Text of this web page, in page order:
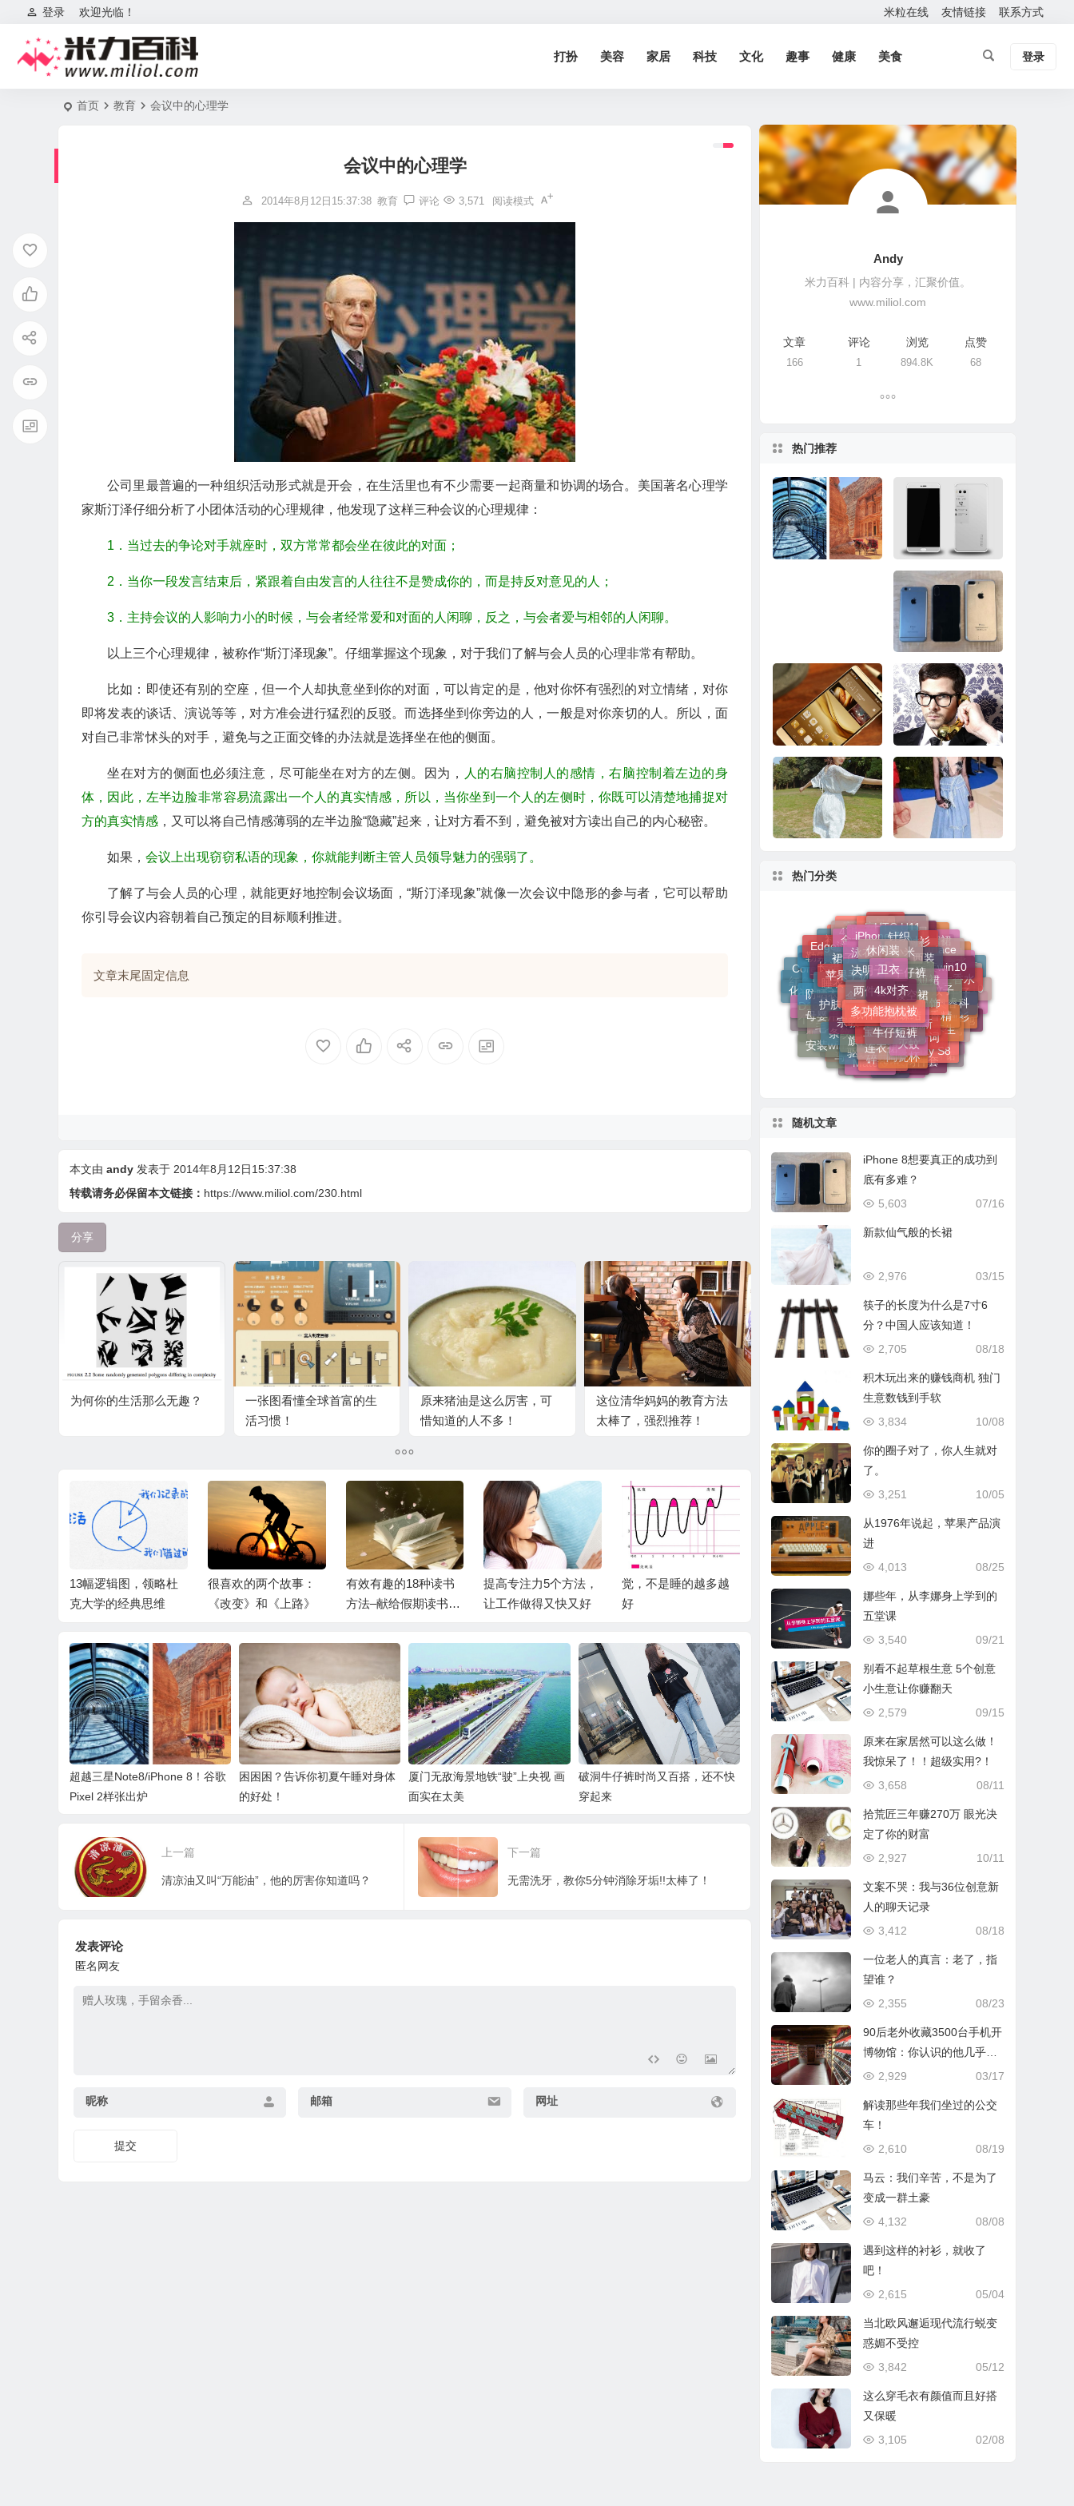
欢迎光临！
登录 米粒在线 友情链接 联系方式
打扮 美容 家居 科技 文化 趣事 健康 美食 登录
首页 教育 会议中的心理学
会议中的心理学
2014年8月12日15:37:38 教育 评论 3,571 阅读模式
公司里最普遍的一种组织活动形式就是开会，在生活里也有不少需要一起商量和协调的场合。美国著名心理学
家斯汀泽仔细分析了小团体活动的心理规律，他发现了这样三种会议的心理规律：
1．当过去的争论对手就座时，双方常常都会坐在彼此的对面；
2．当你一段发言结束后，紧跟着自由发言的人往往不是赞成你的，而是持反对意见的人；
3．主持会议的人影响力小的时候，与会者经常爱和对面的人闲聊，反之，与会者爱与相邻的人闲聊。
以上三个心理规律，被称作“斯汀泽现象”。仔细掌握这个现象，对于我们了解与会人员的心理非常有帮助。
比如：即使还有别的空座，但一个人却执意坐到你的对面，可以肯定的是，他对你怀有强烈的对立情绪，对你
即将发表的谈话、演说等等，对方准会进行猛烈的反驳。而选择坐到你旁边的人，一般是对你亲切的人。所以，面
对自己非常怵头的对手，避免与之正面交锋的办法就是选择坐在他的侧面。
坐在对方的侧面也必须注意，尽可能坐在对方的左侧。因为，
人的右脑控制人的感情，右脑控制着左边的身
体，因此，左半边脸非常容易流露出一个人的真实情感，所以，当你坐到一个人的左侧时，你既可以清楚地捕捉对
方的真实情感 ，又可以将自己情感薄弱的左半边脸“隐藏”起来，让对方看不到，避免被对方读出自己的内心秘密。
如果， 会议上出现窃窃私语的现象，你就能判断主管人员领导魅力的强弱了。
了解了与会人员的心理，就能更好地控制会议场面，“斯汀泽现象”就像一次会议中隐形的参与者，它可以帮助
你引导会议内容朝着自己预定的目标顺利推进。
文章末尾固定信息
本文由 andy 发表于 2014年8月12日15:37:38
转载请务必保留本文链接： https://www.miliol.com/230.html
分享
为何你的生活那么无趣？
一张图看懂全球首富的生
活习惯！
原来猪油是这么厉害，可
惜知道的人不多！
这位清华妈妈的教育方法
太棒了，强烈推荐！
13幅逻辑图，领略杜
克大学的经典思维
很喜欢的两个故事：
《改变》和《上路》
有效有趣的18种读书
方法–献给假期读书的
提高专注力5个方法，
让工作做得又快又好
觉，不是睡的越多越
好
时间管理大师
生就对了。
超越三星Note8/iPhone 8！谷歌
Pixel 2样张出炉
困困困？告诉你初夏午睡对身体
的好处！
厦门无敌海景地铁“驶”上央视 画
面实在太美
破洞牛仔裤时尚又百搭，还不快
穿起来
上一篇
清凉油又叫“万能油”，他的厉害你知道吗？
下一篇
无需洗牙，教你5分钟消除牙垢!!太棒了！
发表评论
匿名网友
昵称 邮箱 网址
提交
Andy
米力百科 | 内容分享，汇聚价值。
www.miliol.com
文章
166
评论
1
浏览
894.8K
点赞
68
热门推荐
还有10天！魅族PRO
7邀请函曝光：主打双
屏
Surface Pro推送固件
修复关机BUG：依然
没彻底解决
iPhone 8想要真正的
成功到底有多难？
华为Mate 8系统更
新：玩《王者荣耀》
更流畅
十大最奇葩手机配件
看完果然大开眼界
热门分类
棉麻套装
国学
禅
沙滩裙
艺术天堂伞
扫地机
西装套装
香水
小棕瓶
SEO
男士香水
黑枸杞
瑞希尔
高清电视
包包蚊帐
机器人
分享
养颜
win10
宝宝用品
镂空针织衫
固态硬盘安装
腾讯
内衣
win10激活
化妆品
衬衫裙
4k电视
安全
HTC U11三星
百褶裙
小白裙
时髦两件套
日本
智能家具
PRO 7
电视
历史
win10序列号
牛仔裙
针织衫
红色苹果手机
CorelDRAW
勒索病毒
Edge浏览器
金士顿iPhone 7针织衬衫
Surface
淡香水
个性女
激活win10
扫地机器人
o2o
花盆
note 7
孕妇
baidu
固态硬盘
比特币
联想
化妆品小样
T恤
长裙
裙子
泳衣休闲装小米
西装
安装win10
女士香水
牛仔
文章
智能扫地
套装
葡萄酒
水杯
夏装
时尚孕妇春装
充电宝
雅诗兰黛
个人护理
D10000
防晒衣
睡衣
苹果手机
决明子卫衣牛仔裤
短裙
蚊子
奥睿科
T恤衫
搭配
小碎花
背带裤
iPhone
移动电源
美容
女装
竹席
毛衣
母婴用品
护肤品
伞
两件套4k对齐镂空裙
服饰
香精
养生
短袖
时尚半身裙
手机
美腻公主裙
宝宝夏装
马克杯
安装win10激活
条纹
宗教
纸杯
多功能抱枕被
蝴蝶结
翻新
诗词
Galaxy S8
女装两件套
裙装
Mate 8
驱蚊
旗袍
宝宝
牛仔短裤
灭蚊
陶瓷杯
碎花裙
连衣裙
随机文章
iPhone 8想要真正的成功到
底有多难？
07/16
5,603
新款仙气般的长裙
03/15
2,976
筷子的长度为什么是7寸6
分？中国人应该知道！
08/18
2,705
积木玩出来的赚钱商机 独门
生意数钱到手软
10/08
3,834
你的圈子对了，你人生就对
了。
10/05
3,251
从1976年说起，苹果产品演
进
08/25
4,013
娜些年，从李娜身上学到的
五堂课
09/21
3,540
别看不起草根生意 5个创意
小生意让你赚翻天
09/15
2,579
原来在家居然可以这么做！
我惊呆了！！超级实用?！
08/11
3,658
拾荒匠三年赚270万 眼光决
定了你的财富
10/11
2,927
文案不哭：我与36位创意新
人的聊天记录
08/18
3,412
一位老人的真言：老了，指
望谁？
08/23
2,355
90后老外收藏3500台手机开
博物馆：你认识的他几乎都
有
03/17
2,929
解读那些年我们坐过的公交
车！
08/19
2,610
马云：我们辛苦，不是为了
变成一群土豪
08/08
4,132
遇到这样的衬衫，就收了
吧！
05/04
2,615
当北欧风邂逅现代流行蜕变
惑媚不受控
05/12
3,842
这么穿毛衣有颜值而且好搭
又保暖
02/08
3,105